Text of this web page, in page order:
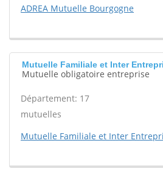
ADREA Mutuelle Bourgogne
Mutuelle Familiale et Inter
Mutuelle obligatoire entreprise
Département: 17
mutuelles
Mutuelle Familiale et Inter